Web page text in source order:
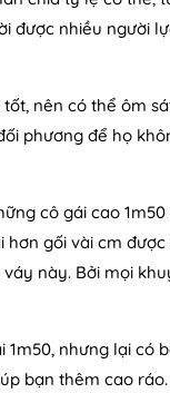
được nhiều người
nên có thể ôm
phương để họ
cô gái cao
gối vài cm
này. Bởi mọi
1m50, nhưng lại có
bạn thêm cao ráo.